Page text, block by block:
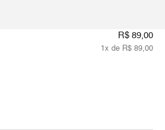
R$ 89,00
1x de R$ 89,00